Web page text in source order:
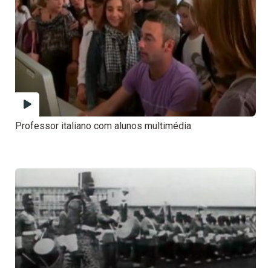
Professor italiano com alunos multimédia